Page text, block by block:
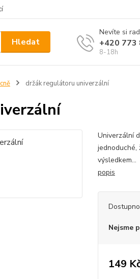
Hledat
Nevíte si
+420 773
8-18h
držák regulátoru univerzální
Univerzální
jednoduché,
popis
Nejsme
149